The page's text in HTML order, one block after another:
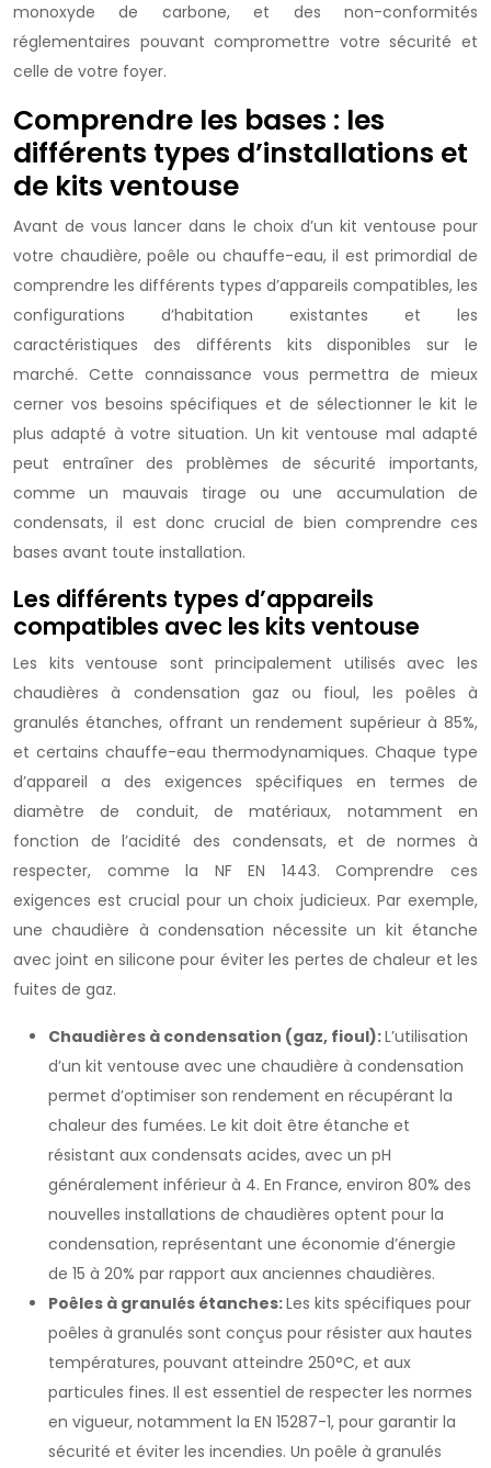
monoxyde de carbone, et des non-conformités
réglementaires pouvant compromettre votre sécurité et
celle de votre foyer.
Comprendre les bases : les
différents types d’installations et
de kits ventouse
Avant de vous lancer dans le choix d’un kit ventouse pour
votre chaudière, poêle ou chauffe-eau, il est primordial de
comprendre les différents types d’appareils compatibles, les
configurations d’habitation existantes et les
caractéristiques des différents kits disponibles sur le
marché. Cette connaissance vous permettra de mieux
cerner vos besoins spécifiques et de sélectionner le kit le
plus adapté à votre situation. Un kit ventouse mal adapté
peut entraîner des problèmes de sécurité importants,
comme un mauvais tirage ou une accumulation de
condensats, il est donc crucial de bien comprendre ces
bases avant toute installation.
Les différents types d’appareils
compatibles avec les kits ventouse
Les kits ventouse sont principalement utilisés avec les
chaudières à condensation gaz ou fioul, les poêles à
granulés étanches, offrant un rendement supérieur à 85%,
et certains chauffe-eau thermodynamiques. Chaque type
d’appareil a des exigences spécifiques en termes de
diamètre de conduit, de matériaux, notamment en
fonction de l’acidité des condensats, et de normes à
respecter, comme la NF EN 1443. Comprendre ces
exigences est crucial pour un choix judicieux. Par exemple,
une chaudière à condensation nécessite un kit étanche
avec joint en silicone pour éviter les pertes de chaleur et les
fuites de gaz.
Chaudières à condensation (gaz, fioul):L’utilisation
d’un kit ventouse avec une chaudière à condensation
permet d’optimiser son rendement en récupérant la
chaleur des fumées. Le kit doit être étanche et
résistant aux condensats acides, avec un pH
généralement inférieur à 4. En France, environ 80% des
nouvelles installations de chaudières optent pour la
condensation, représentant une économie d’énergie
de 15 à 20% par rapport aux anciennes chaudières.
Poêles à granulés étanches:Les kits spécifiques pour
poêles à granulés sont conçus pour résister aux hautes
températures, pouvant atteindre 250°C, et aux
particules fines. Il est essentiel de respecter les normes
en vigueur, notamment la EN 15287-1, pour garantir la
sécurité et éviter les incendies. Un poêle à granulés